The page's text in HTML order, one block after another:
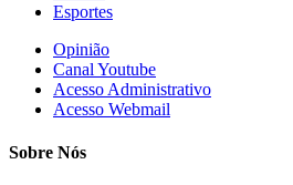
Esportes
Opinião
Canal Youtube
Acesso Administrativo
Acesso Webmail
Sobre Nós